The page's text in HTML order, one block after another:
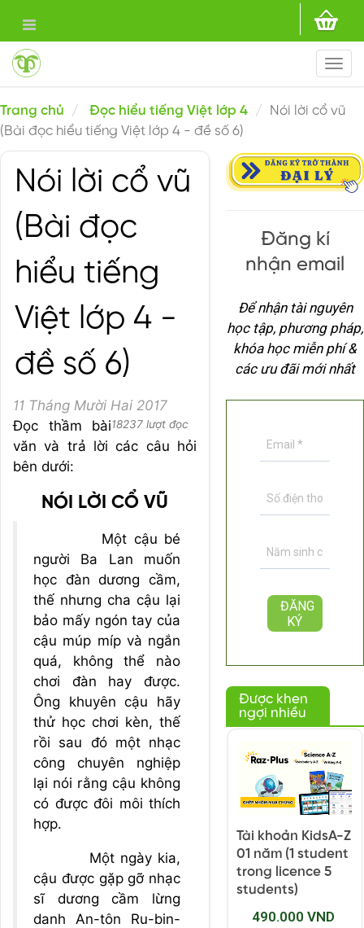
Trang chủ Đọc hiểu tiếng Việt lớp 4
Nói lời cổ vũ
(Bài đọc hiểu tiếng Việt lớp 4 - đề số 6)
Nói lời cổ vũ
(Bài đọc
hiểu tiếng
Việt lớp 4 -
đề số 6)
11 Tháng Mười Hai 2017
18237 lượt đọc
Đọc thầm bài
văn và trả lời các câu hỏi
bên dưới:
NÓI LỜI CỔ VŨ
Một cậu bé
người Ba Lan muốn
học đàn dương cầm,
thế nhưng cha cậu lại
bảo mấy ngón tay của
cậu múp míp và ngắn
quá, không thể nào
chơi đàn hay được.
Ông khuyên cậu hãy
thử học chơi kèn, thế
rồi sau đó một nhạc
công chuyên nghiệp
lại nói rằng cậu không
có được đôi môi thích
hợp.
Một ngày kia,
cậu được gặp gỡ nhạc
sĩ dương cầm lừng
danh An-tôn Ru-bin-
Đăng kí
nhận email
Để nhận tài nguyên
học tập, phương pháp,
khóa học miễn phí &
các ưu đãi mới nhất
Được khen
ngợi nhiều
Tài khoản KidsA-Z
01 năm (1 student
trong licence 5
students)
490.000 VND